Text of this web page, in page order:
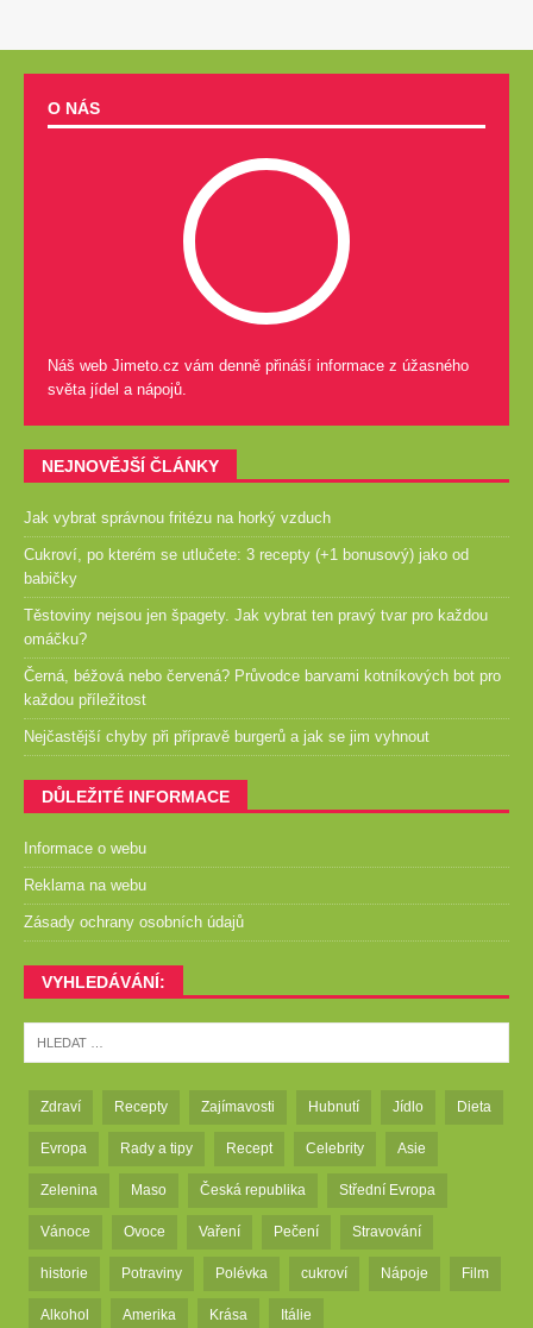
O NÁS
Náš web Jimeto.cz vám denně přináší informace z úžasného
světa jídel a nápojů.
NEJNOVĚJŠÍ ČLÁNKY
Jak vybrat správnou fritézu na horký vzduch
Cukroví, po kterém se utlučete: 3 recepty (+1 bonusový) jako od
babičky
Těstoviny nejsou jen špagety. Jak vybrat ten pravý tvar pro každou
omáčku?
Černá, béžová nebo červená? Průvodce barvami kotníkových bot pro
každou příležitost
Nejčastější chyby při přípravě burgerů a jak se jim vyhnout
DŮLEŽITÉ INFORMACE
Informace o webu
Reklama na webu
Zásady ochrany osobních údajů
VYHLEDÁVÁNÍ:
Zdraví Recepty Zajímavosti Hubnutí Jídlo Dieta
Evropa Rady a tipy Recept Celebrity Asie
Zelenina Maso Česká republika Střední Evropa
Vánoce Ovoce Vaření Pečení Stravování
historie Potraviny Polévka cukroví Nápoje Film
Alkohol Amerika Krása Itálie